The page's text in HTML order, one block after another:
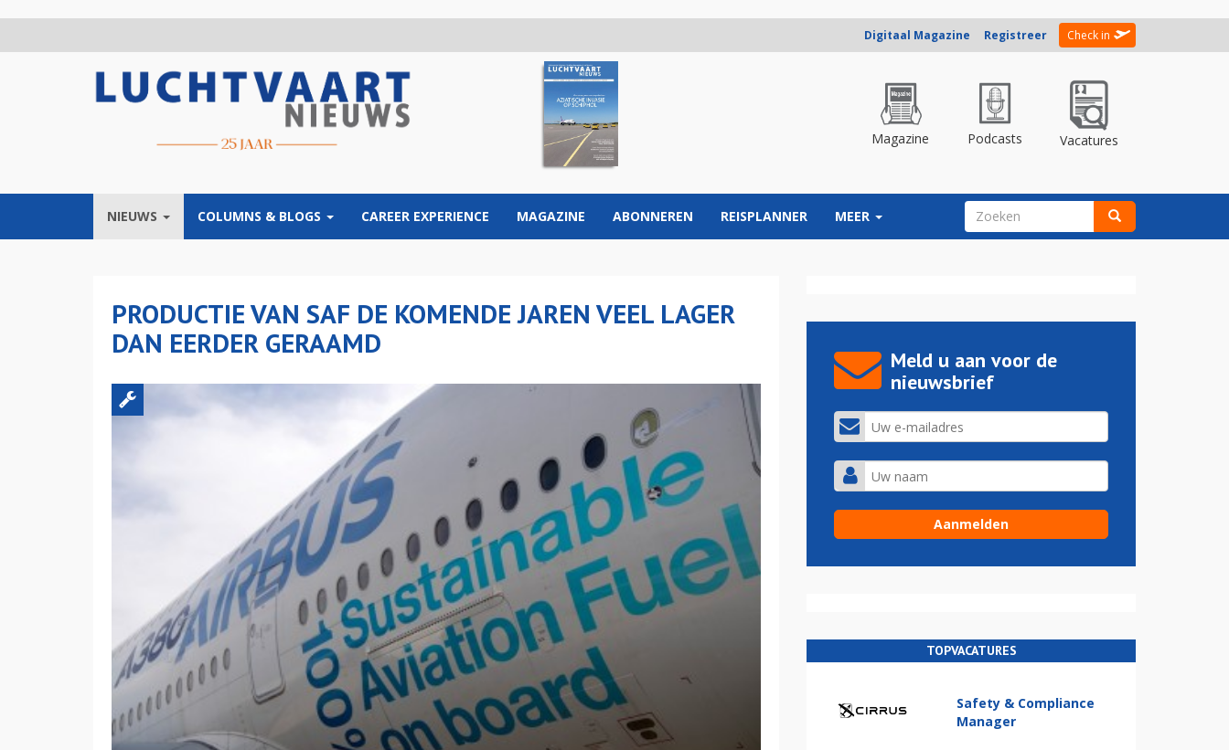
Digitaal Magazine Registreer Check in
Magazine Podcasts Vacatures
NIEUWS COLUMNS & BLOGS CAREER EXPERIENCE MAGAZINE ABONNEREN REISPLANNER MEER ZOEKVELD
PRODUCTIE VAN SAF DE KOMENDE JAREN VEEL LAGER
DAN EERDER GERAAMD
Meld u aan voor de
nieuwsbrief
TOPVACATURES
Safety & Compliance
Manager